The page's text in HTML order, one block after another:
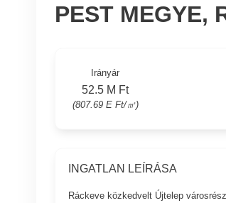
PEST MEGYE,
Irányár
52.5 M Ft
(807.69 E Ft/㎡)
INGATLAN LEÍRÁSA
Ráckeve közkedvelt Újtelep